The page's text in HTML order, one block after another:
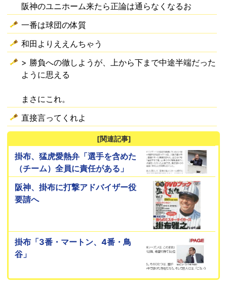
阪神のユニホーム来たら正論は通らなくなるお
一番は球団の体質
和田よりええんちゃう
> 勝負への徹しようが、上から下まで中途半端だった
ように思える
まさにこれ。
直接言ってくれよ
[関連記事]
掛布、猛虎愛熱弁「選手を含めた
（チーム）全員に責任がある」
阪神、掛布に打撃アドバイザー役
要請へ
掛布「3番・マートン、4番・鳥
谷」